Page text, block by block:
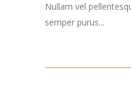
Nullam vel
semper purus...